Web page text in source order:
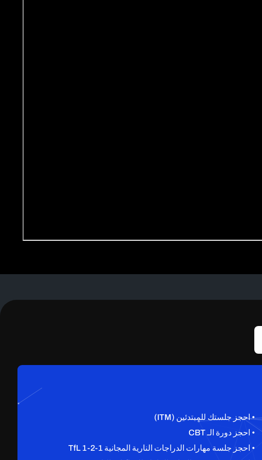
• احجز جلستك للمبتدئين (ITM)
• احجز دورة الـ CBT
• احجز جلسة مهارات الدراجات النارية المجانية TfL 1-2-1